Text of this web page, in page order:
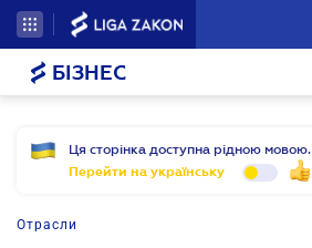
БІЗНЕС
Ця сторінка доступна рідною мовою.
Перейти на українську
Отрасли